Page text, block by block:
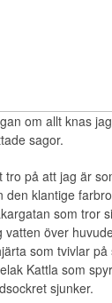
om allt knas
sagor.
tro på att jag är
den klantige
som tror
vatten över
som tvivlar på
Kattla som
sjunker.